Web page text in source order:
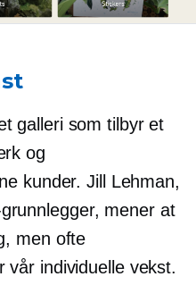
galleri som tilbyr et
og
kunder. Jill Lehman,
mener at
men ofte
vår individuelle vekst.